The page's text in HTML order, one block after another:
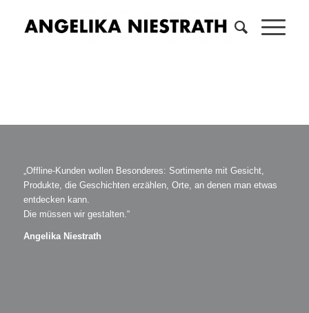
„Offline-Kunden wollen Besonderes: Sortimente mit Gesicht,
Produkte, die Geschichten erzählen, Orte, an denen man etwas
entdecken kann.
Die müssen wir gestalten.“
Angelika Niestrath